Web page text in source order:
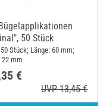
50 Stück
Stück; Länge: 60 mm;
22 mm
€
UVP 13,45 €